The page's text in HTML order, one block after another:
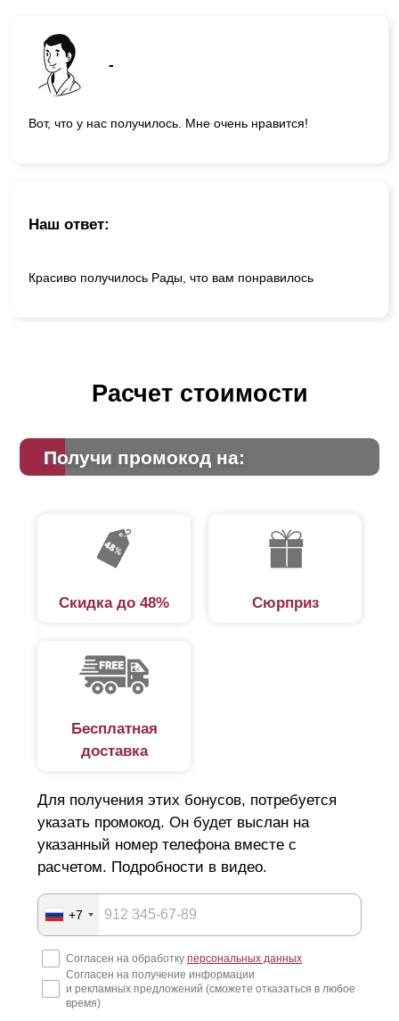
-
Вот, что у нас получилось. Мне очень нравится!
Наш ответ:
Красиво получилось Рады, что вам понравилось
Расчет стоимости
Получи промокод на:
Скидка до 48% Сюрприз
Бесплатная
доставка
Для получения этих бонусов, потребуется
указать промокод. Он будет выслан на
указанный номер телефона вместе с
расчетом. Подробности в видео.
+7
Согласен на обработку персональных данных
Согласен на получение информации
и рекламных предложений (сможете отказаться в любое
время)